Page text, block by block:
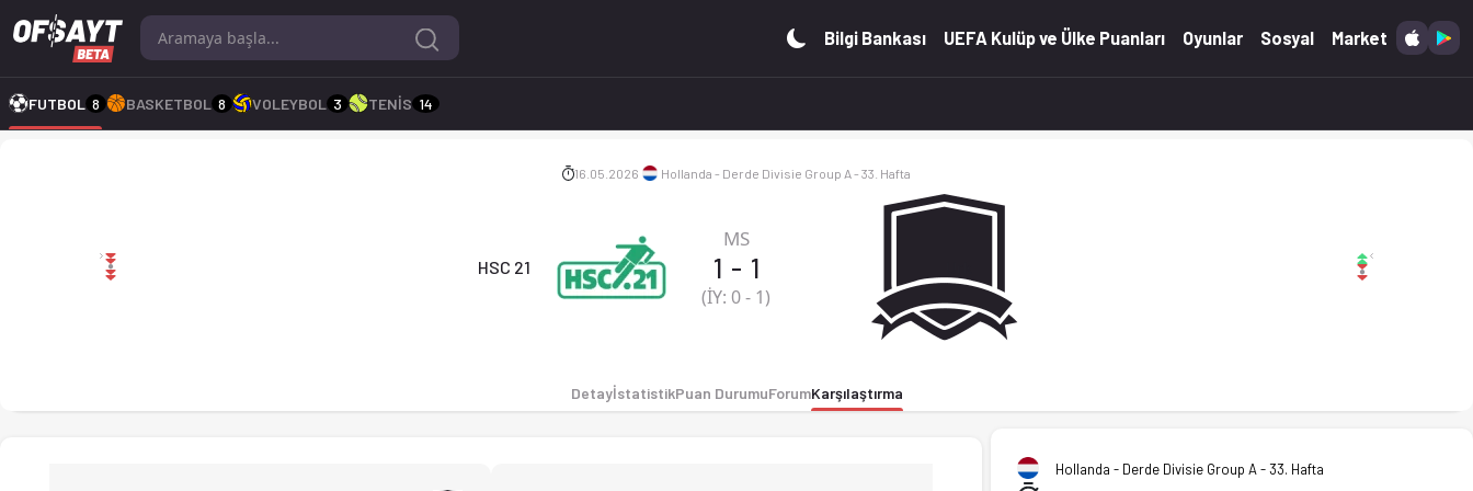
HSC 21 - SV Urk 1-1 bitti. Gol anları, kadro, istatistikler, puan durumu ve iddaa oranları Ofsayt'ta. (16.05.2026)
Bilgi Bankası UEFA Kulüp ve Ülke Puanları Oyunlar Sosyal Market
FUTBOL 8 BASKETBOL 8 VOLEYBOL 3 TENİS 14
HSC 21 1-1 SV Urk
16.05.2026 Hollanda - Derde Divisie Group A - 33. Hafta
HSC 21
MS
1 - 1
(İY: 0 - 1)
DetayİstatistikPuan DurumuForumKarşılaştırma
Hollanda - Derde Divisie Group A - 33. Hafta